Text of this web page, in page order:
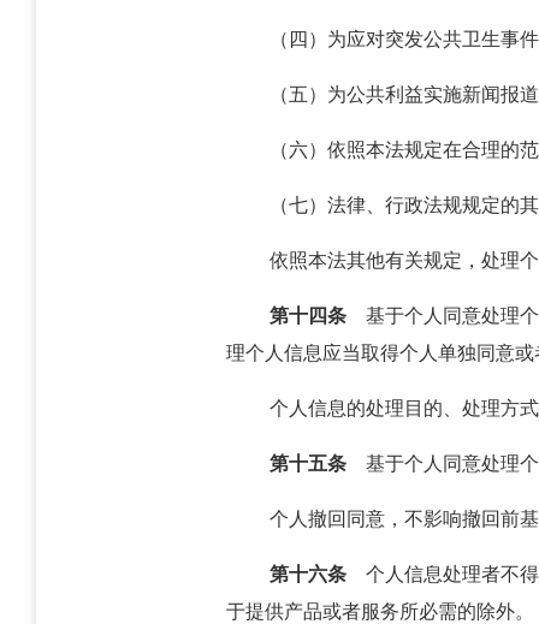
（四）为应对突发公共卫生事
（五）为公共利益实施新闻报
（六）依照本法规定在合理的
（七）法律、行政法规规定的
依照本法其他有关规定，处理
第十四条基于个人同意处理个
理个人信息应当取得个人单独同意
个人信息的处理目的、处理方
第十五条基于个人同意处理个
个人撤回同意，不影响撤回前
第十六条个人信息处理者不得
于提供产品或者服务所必需的除外。